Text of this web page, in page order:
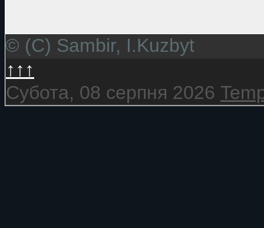
© (C) Sambir, I.Kuzbyt
↑↑↑
Субота, 08 серпня 2026